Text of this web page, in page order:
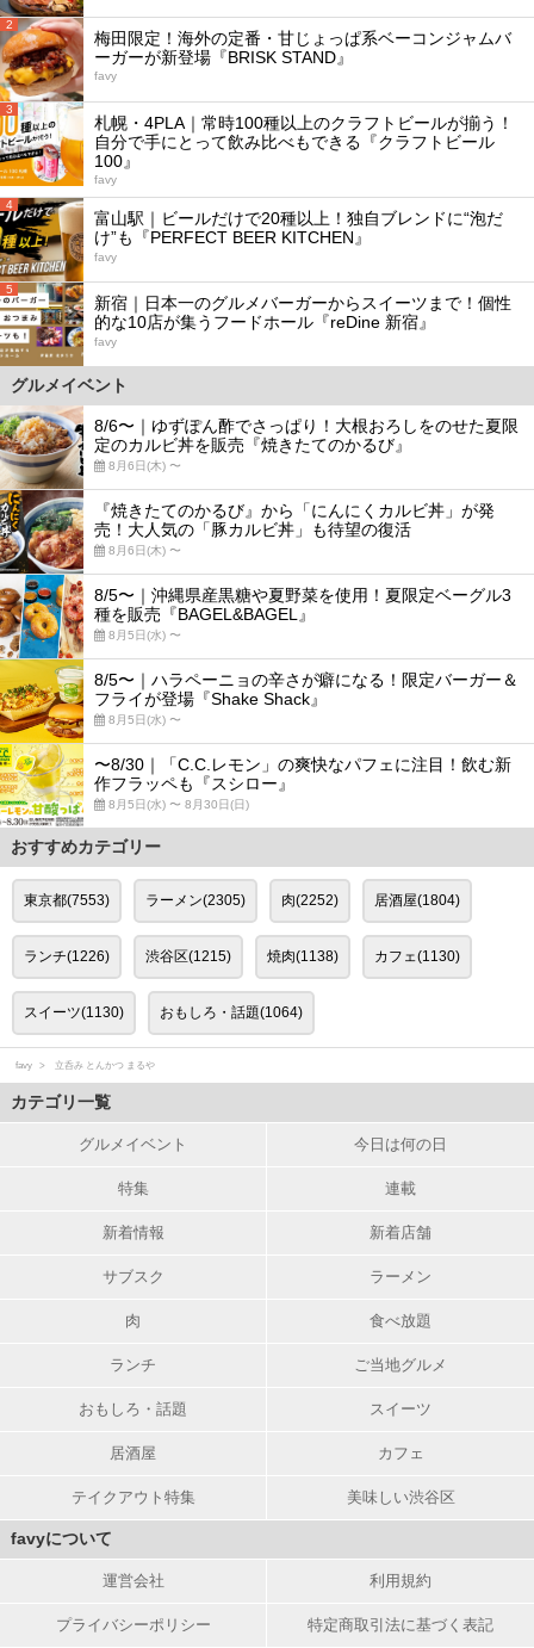
2
梅田限定！海外の定番・甘じょっぱ系ベーコンジャムバ
ーガーが新登場『BRISK STAND』
favy
3
札幌・4PLA｜常時100種以上のクラフトビールが揃う！
自分で手にとって飲み比べもできる『クラフトビール
100』
favy
4
富山駅｜ビールだけで20種以上！独自ブレンドに“泡だ
け”も『PERFECT BEER KITCHEN』
favy
5
新宿｜日本一のグルメバーガーからスイーツまで！個性
的な10店が集うフードホール『reDine 新宿』
favy
グルメイベント
8/6〜｜ゆずぽん酢でさっぱり！大根おろしをのせた夏限
定のカルビ丼を販売『焼きたてのかるび』
8月6日(木) 〜
『焼きたてのかるび』から「にんにくカルビ丼」が発
売！大人気の「豚カルビ丼」も待望の復活
8月6日(木) 〜
8/5〜｜沖縄県産黒糖や夏野菜を使用！夏限定ベーグル3
種を販売『BAGEL&BAGEL』
8月5日(水) 〜
8/5〜｜ハラペーニョの辛さが癖になる！限定バーガー＆
フライが登場『Shake Shack』
8月5日(水) 〜
〜8/30｜「C.C.レモン」の爽快なパフェに注目！飲む新
作フラッペも『スシロー』
8月5日(水) 〜 8月30日(日)
おすすめカテゴリー
東京都(7553) ラーメン(2305) 肉(2252) 居酒屋(1804)
ランチ(1226) 渋谷区(1215) 焼肉(1138) カフェ(1130)
スイーツ(1130) おもしろ・話題(1064)
favy 立呑み とんかつ まるや
カテゴリ一覧
グルメイベント 今日は何の日
特集 連載
新着情報 新着店舗
サブスク ラーメン
肉 食べ放題
ランチ ご当地グルメ
おもしろ・話題 スイーツ
居酒屋 カフェ
テイクアウト特集 美味しい渋谷区
favyについて
運営会社 利用規約
プライバシーポリシー 特定商取引法に基づく表記